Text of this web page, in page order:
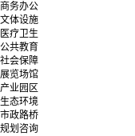
商务办公
文体设施
医疗卫生
公共教育
社会保障
展览场馆
产业园区
生态环境
市政路桥
规划咨询